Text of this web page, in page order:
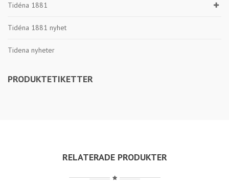
Tidéna 1881
Tidéna 1881 nyhet
Tidena nyheter
PRODUKTETIKETTER
RELATERADE PRODUKTER